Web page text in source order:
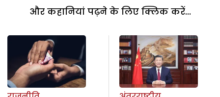
और कहानियां पढ़ने के लिए क्लिक करें...